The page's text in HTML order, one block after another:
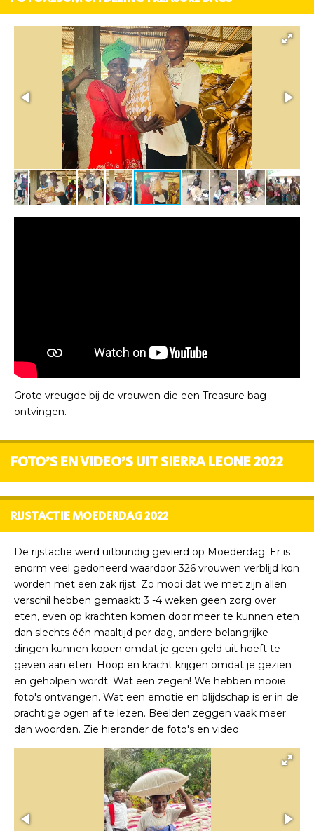
Grote vreugde bij de vrouwen die een Treasure bag
ontvingen.
FOTO'S EN VIDEO'S UIT SIERRA LEONE 2022
RIJSTACTIE MOEDERDAG 2022
De rijstactie werd uitbundig gevierd op Moederdag. Er is
enorm veel gedoneerd waardoor 326 vrouwen verblijd kon
worden met een zak rijst. Zo mooi dat we met zijn allen
verschil hebben gemaakt: 3 -4 weken geen zorg over
eten, even op krachten komen door meer te kunnen eten
dan slechts één maaltijd per dag, andere belangrijke
dingen kunnen kopen omdat je geen geld uit hoeft te
geven aan eten. Hoop en kracht krijgen omdat je gezien
en geholpen wordt. Wat een zegen! We hebben mooie
foto's ontvangen. Wat een emotie en blijdschap is er in de
prachtige ogen af te lezen. Beelden zeggen vaak meer
dan woorden. Zie hieronder de foto's en video.